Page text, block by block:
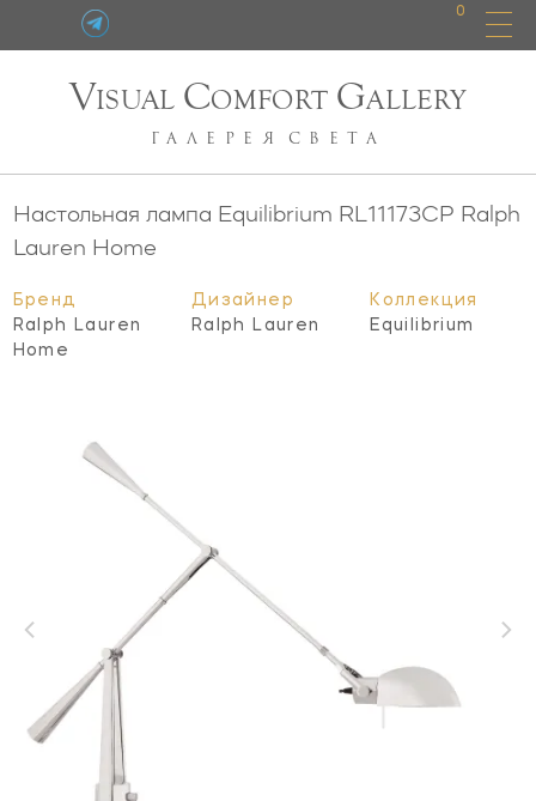
0
VISUAL COMFORT GALLERY
ГАЛЕРЕЯ СВЕТА
Настольная лампа Equilibrium RL11173CP Ralph
Lauren Home
Бренд
Ralph Lauren
Home
Дизайнер
Ralph Lauren
Коллекция
Equilibrium